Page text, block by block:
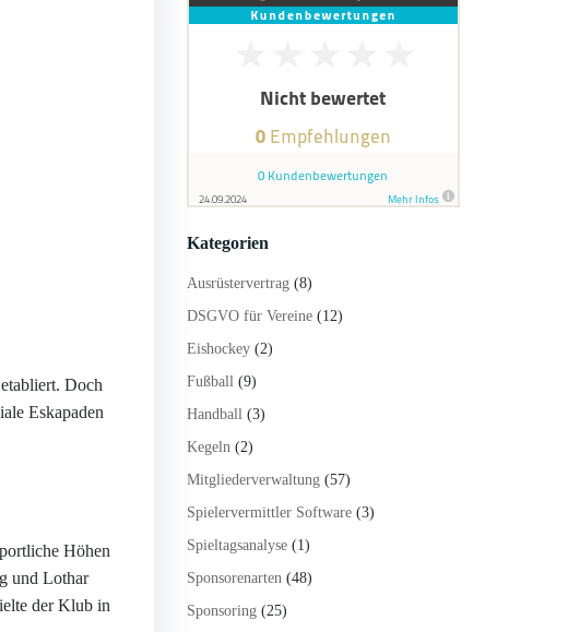
Doch
Eskapaden
Höhen
und Lothar
der Klub in
Kategorien
Ausrüstervertrag (8)
DSGVO für Vereine (12)
Eishockey (2)
Fußball (9)
Handball (3)
Kegeln (2)
Mitgliederverwaltung (57)
Spielervermittler Software (3)
Spieltagsanalyse (1)
Sponsorenarten (48)
Sponsoring (25)